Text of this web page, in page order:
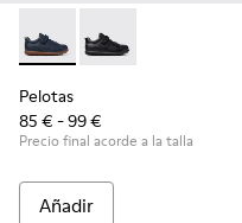
Pelotas - K800316-004 -
Pelotas -
Pelotas
85 € - 99 €
Precio final acorde a la talla
Añadir